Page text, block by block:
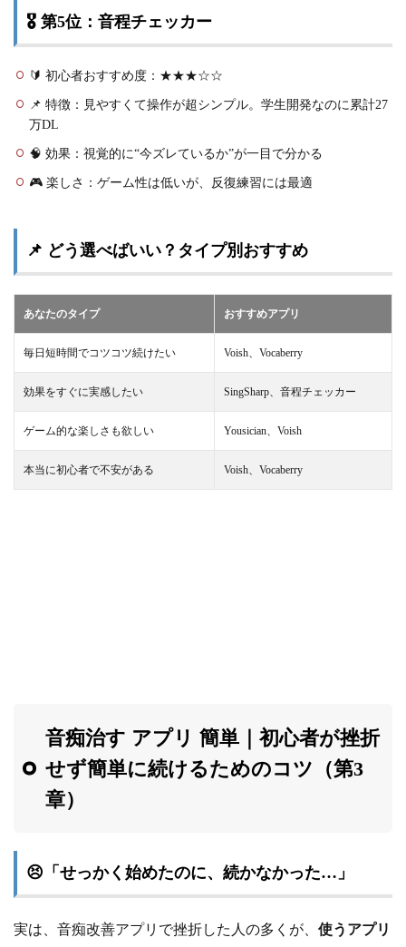
🎖 第5位：音程チェッカー
🔰 初心者おすすめ度：★★★☆☆
📌 特徴：見やすくて操作が超シンプル。学生開発なのに累計27
万DL
🧠 効果：視覚的に“今ズレているか”が一目で分かる
🎮 楽しさ：ゲーム性は低いが、反復練習には最適
📌 どう選べばいい？タイプ別おすすめ
あなたのタイプ おすすめアプリ
毎日短時間でコツコツ続けたい Voish、Vocaberry
効果をすぐに実感したい SingSharp、音程チェッカー
ゲーム的な楽しさも欲しい Yousician、Voish
本当に初心者で不安がある Voish、Vocaberry
音痴治す アプリ 簡単｜初心者が挫折
せず簡単に続けるためのコツ（第3
章）
😣「せっかく始めたのに、続かなかった…」
実は、音痴改善アプリで挫折した人の多くが、 使うアプリ